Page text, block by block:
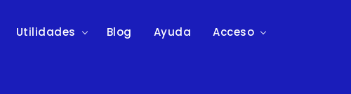
Utilidades Blog Ayuda Acceso